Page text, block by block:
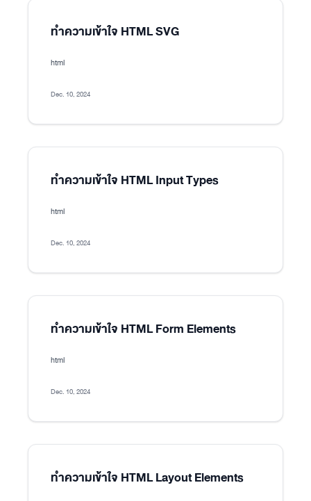
ทำความเข้าใจ HTML SVG
html
Dec. 10, 2024
ทำความเข้าใจ HTML Input Types
html
Dec. 10, 2024
ทำความเข้าใจ HTML Form Elements
html
Dec. 10, 2024
ทำความเข้าใจ HTML Layout Elements